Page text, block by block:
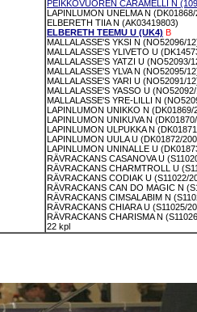
PEIKKOVUOREN CARAMELLI N
LAPINLUMON UNELMA N
ELBERETH TIIA N (AK03419803)
ELBERETH TEEMU U (UK4) B
MALLALASSE'S YKSI N (NO52096/
MALLALASSE'S YLIVETO U
MALLALASSE'S YATZI U (NO52093/
MALLALASSE'S YLVA N (NO52095/
MALLALASSE'S YARI U (NO52091/
MALLALASSE'S YASSO U
MALLALASSE'S YRE-LILLI N
LAPINLUMON UNIKKO N (DK01869/
LAPINLUMON UNIKUVA N
LAPINLUMON ULPUKKA N
LAPINLUMON UULA U (DK01872/
LAPINLUMON UNINALLE U
RÄVRACKANS CASANOVA U
RÄVRACKANS CHARMTROLL U
RÄVRACKANS CODIAK U (S11022/
RÄVRACKANS CAN DO MAGIC N
RÄVRACKANS CIMSALABIM N
RÄVRACKANS CHIARA U (S11025/
RÄVRACKANS CHARISMA N
22 kpl